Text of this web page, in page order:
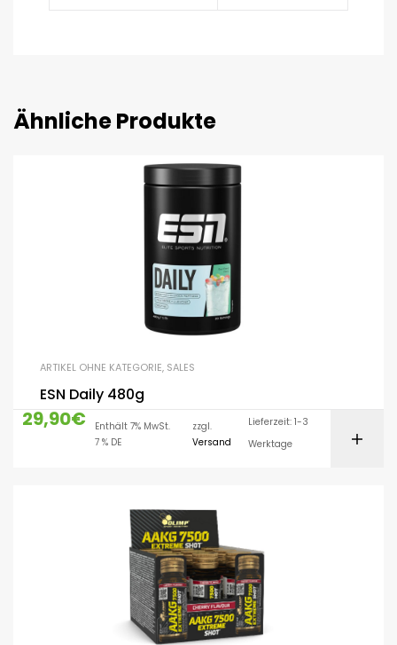
Ähnliche Produkte
ARTIKEL OHNE KATEGORIE, SALES
ESN Daily 480g
29,90€
Enthält 7% MwSt.
7 % DE
zzgl.
Versand
Lieferzeit: 1-3
Werktage